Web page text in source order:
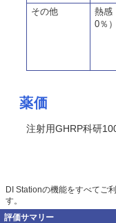
その他
熱感
0％）
薬価
注射用GHRP科研
DI Stationの機能をすべてご
す。
評価サマリー